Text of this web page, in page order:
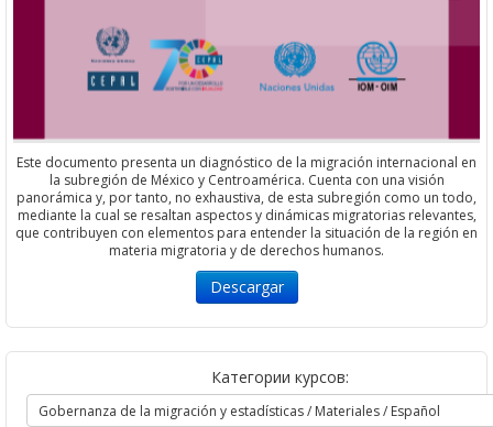
Este documento presenta un diagnóstico de la migración internacional en
la subregión de México y Centroamérica. Cuenta con una visión
panorámica y, por tanto, no exhaustiva, de esta subregión como un todo,
mediante la cual se resaltan aspectos y dinámicas migratorias relevantes,
que contribuyen con elementos para entender la situación de la región en
materia migratoria y de derechos humanos.
Descargar
Категории курсов: